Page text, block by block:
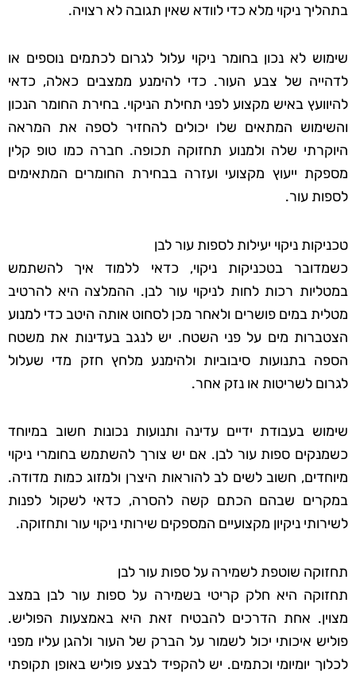
בתהליך ניקוי מלא כדי לוודא שאין תגובה לא רצויה.
שימוש לא נכון בחומר ניקוי עלול לגרום לכתמים נוספים או
לדהייה של צבע העור. כדי להימנע ממצבים כאלה, כדאי
להיוועץ באיש מקצוע לפני תחילת הניקוי. בחירת החומר הנכון
והשימוש המתאים שלו יכולים להחזיר לספה את המראה
היוקרתי שלה ולמנוע תחזוקה תכופה. חברה כמו טופ קלין
מספקת ייעוץ מקצועי ועזרה בבחירת החומרים המתאימים
לספות עור.
טכניקות ניקוי יעילות לספות עור לבן
כשמדובר בטכניקות ניקוי, כדאי ללמוד איך להשתמש
במטליות רכות לחות לניקוי עור לבן. ההמלצה היא להרטיב
מטלית במים פושרים ולאחר מכן לסחוט אותה היטב כדי למנוע
הצטברות מים על פני השטח. יש לנגב בעדינות את משטח
הספה בתנועות סיבוביות ולהימנע מלחץ חזק מדי שעלול
לגרום לשריטות או נזק אחר.
שימוש בעבודת ידיים עדינה ותנועות נכונות חשוב במיוחד
כשמנקים ספות עור לבן. אם יש צורך להשתמש בחומרי ניקוי
מיוחדים, חשוב לשים לב להוראות היצרן ולמזוג כמות מדודה.
במקרים שבהם הכתם קשה להסרה, כדאי לשקול לפנות
לשירותי ניקיון מקצועיים המספקים שירותי ניקוי עור ותחזוקה.
תחזוקה שוטפת לשמירה על ספות עור לבן
תחזוקה היא חלק קריטי בשמירה על ספות עור לבן במצב
מצוין. אחת הדרכים להבטיח זאת היא באמצעות הפוליש.
פוליש איכותי יכול לשמור על הברק של העור ולהגן עליו מפני
לכלוך יומיומי וכתמים. יש להקפיד לבצע פוליש באופן תקופתי